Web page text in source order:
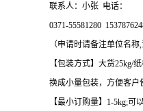
联系人：小张 电话：
0371-55581280
（申请时请备注单位名称,
【包装方式】大货25kg/
换成小量包装，方便客户
【最小订购量】1-5kg;